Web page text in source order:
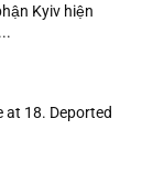
Kyiv hiện
at 18. Deported